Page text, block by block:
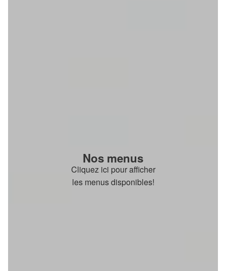
Nos menus
Cliquez ici pour afficher
les menus disponibles!